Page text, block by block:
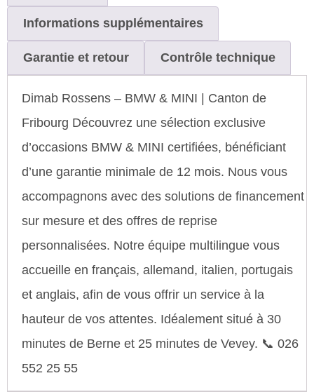
Informations supplémentaires
Garantie et retour Contrôle technique
Dimab Rossens – BMW & MINI | Canton de
Fribourg Découvrez une sélection exclusive
d’occasions BMW & MINI certifiées, bénéficiant
d’une garantie minimale de 12 mois. Nous vous
accompagnons avec des solutions de financement
sur mesure et des offres de reprise
personnalisées. Notre équipe multilingue vous
accueille en français, allemand, italien, portugais
et anglais, afin de vous offrir un service à la
hauteur de vos attentes. Idéalement situé à 30
minutes de Berne et 25 minutes de Vevey. 📞 026
552 25 55